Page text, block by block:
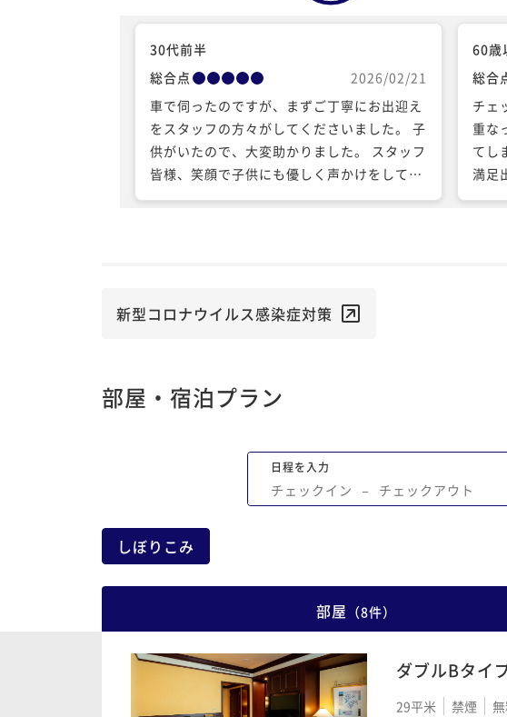
30代前半
総合点
2026/02/21
車で伺ったのですが、まずご丁寧にお出迎え
をスタッフの方々がしてくださいました。 子
供がいたので、大変助かりました。 スタッフ
皆様、笑顔で子供にも優しく声かけをしてく
ださいました。 お部屋もとっても綺麗でし
60歳
総合
チェ
重な
てし
満足
新型コロナウイルス感染症対策
部屋・宿泊プラン
日程を入力
チェックイン − チェックアウト
しぼりこみ
部屋 （8件）
ダブルBタイ
29平米 禁煙